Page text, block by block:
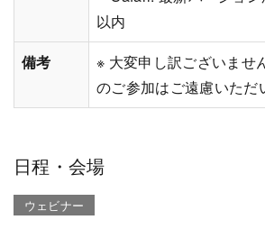
以内
備考
※ 大変申し訳ございませ
のご参加はご遠慮いただ
日程・会場
ウェビナー